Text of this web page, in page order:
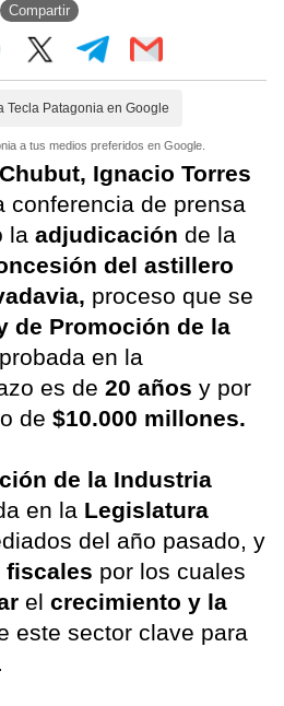
Compartir
Tecla Patagonia en Google
a tus medios preferidos en Google.
Chubut, Ignacio Torres
conferencia de prensa
la adjudicación de la
del astillero
proceso que se
de Promoción de la
en la
es de 20 años y por
de $10.000 millones.
de la Industria
en la Legislatura
del año pasado, y
fiscales por los cuales
el crecimiento y la
este sector clave para